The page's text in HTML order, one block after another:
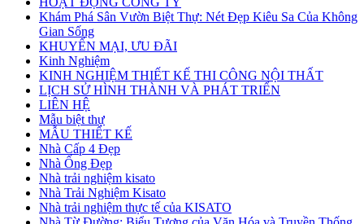
Khám Phá Sân Vườn Biệt Thự: Nét Đẹp Kiêu Sa Của Không
Gian Sống
KHUYẾN MẠI, ƯU ĐÃI
Kinh Nghiệm
KINH NGHIỆM THIẾT KẾ THI CÔNG NỘI THẤT
LỊCH SỬ HÌNH THÀNH VÀ PHÁT TRIỂN
LIÊN HỆ
Mẫu biệt thự
MẪU THIẾT KẾ
Nhà Cấp 4 Đẹp
Nhà Ống Đẹp
Nhà trải nghiệm kisato
Nhà Trải Nghiệm Kisato
Nhà trải nghiệm thực tế của KISATO